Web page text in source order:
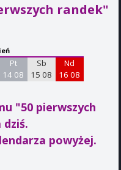
randek"
Pt
14 08
Sb
15 08
Nd
16 08
"50 pierwszych
dziś.
powyżej.